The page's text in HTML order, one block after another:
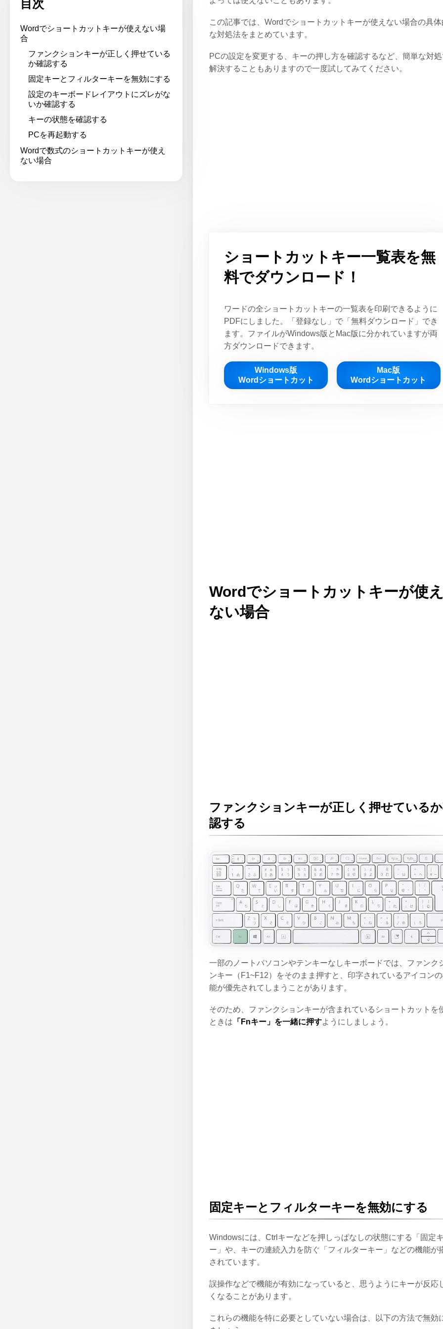
目次
Wordでショートカットキーが使えない場
合
ファンクションキーが正しく押せている
か確認する
固定キーとフィルターキーを無効にする
設定のキーボードレイアウトにズレがな
いか確認する
キーの状態を確認する
PCを再起動する
Wordで数式のショートカットキーが使え
ない場合
この記事では、Wordでショートカットキーが使えない場合の具
な対処法をまとめています。
PCの設定を変更する、キーの押し方を確認するなど、簡単な対
解決することもありますので一度試してみてください。
ショートカットキー一覧表を無
料でダウンロード！
ワードの全ショートカットキーの一覧表を印刷できるように
PDFにしました。「登録なし」で「無料ダウンロード」でき
ます。ファイルがWindows版とMac版に分かれていますが両
方ダウンロードできます。
Windows版
Wordショートカット
Mac版
Wordショートカット
Wordでショートカットキーが使
ない場合
ファンクションキーが正しく押せている
認する
一部のノートパソコンやテンキーなしキーボードでは、ファンク
ンキー（F1~F12）をそのまま押すと、印字されているアイコン
能が優先されてしまうことがあります。
そのため、ファンクションキーが含まれているショートカットを
ときは 「Fnキー」を一緒に押すようにしましょう。
固定キーとフィルターキーを無効にする
Windowsには、Ctrlキーなどを押しっぱなしの状態にする「固定
ー」や、キーの連続入力を防ぐ「フィルターキー」などの機能が
されています。
誤操作などで機能が有効になっていると、思うようにキーが反応
くなることがあります。
これらの機能を特に必要としていない場合は、以下の方法で無効